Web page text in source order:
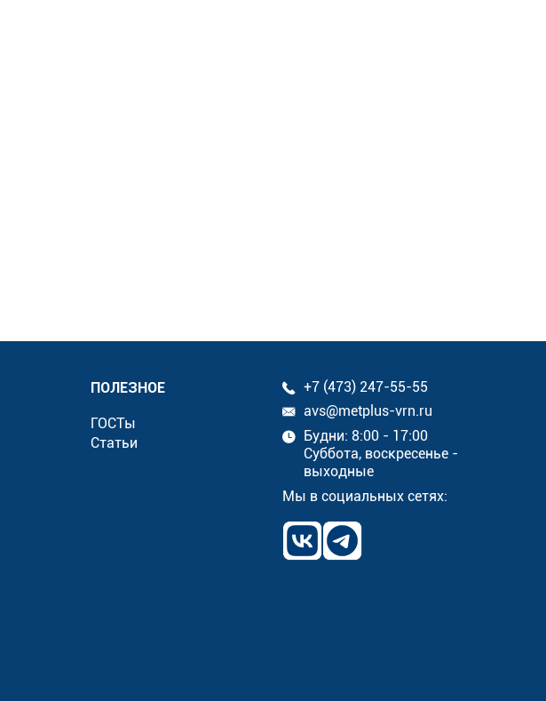
ПОЛЕЗНОЕ
ГОСТы
Статьи
+7 (473) 247-55-55
avs@metplus-vrn.ru
Будни: 8:00 - 17:00
Суббота, воскресенье -
выходные
Мы в социальных сетях: